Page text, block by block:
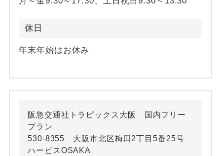
休日
年末年始はお休み
阪急交通社トラピックス大阪 国内フリー
プラン
530-8355 大阪市北区梅田2丁目5番25号
ハービスOSAKA